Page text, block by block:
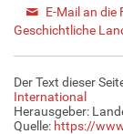
E-Mail an
Geschichtliche
Der Text dieser
International
Herausgeber:
Quelle: https://